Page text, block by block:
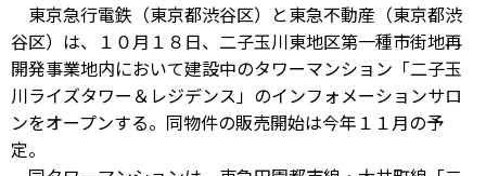
東京急行電鉄（東京都渋谷区）と東急不動産（東京都渋
谷区）は、１０月１８日、二子玉川東地区第一種市街地再
開発事業地内において建設中のタワーマンション「二子玉
川ライズタワー＆レジデンス」のインフォメーションサロ
ンをオープンする。同物件の販売開始は今年１１月の予
定。